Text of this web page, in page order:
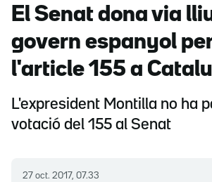
El Senat dona via
govern espanyol
l'article 155 a
L'expresident Montilla no ha
votació del 155 al Senat
27 oct. 2017, 07.33